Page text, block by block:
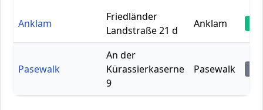
Anklam
Friedländer
Landstraße 21 d
Anklam
Pasewalk
An der
Kürassierkaserne
9
Pasewalk